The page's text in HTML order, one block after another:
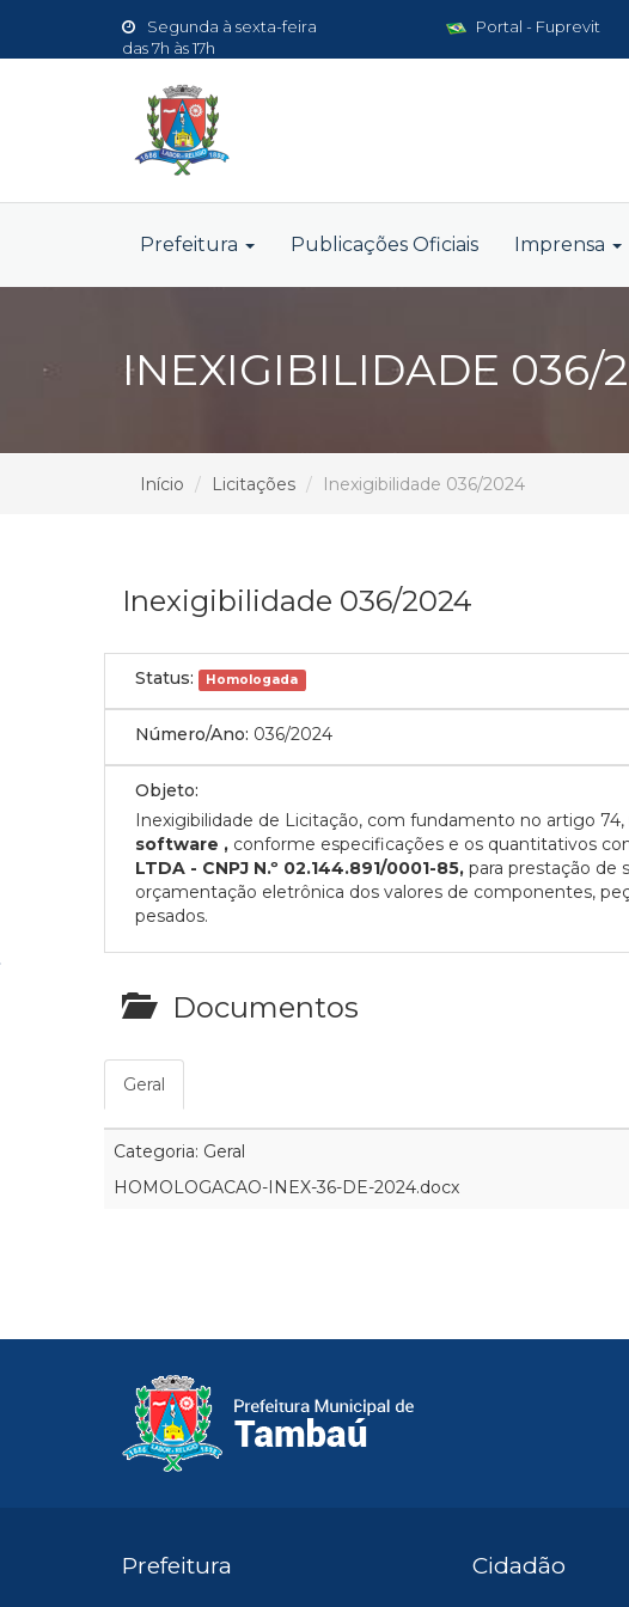
Segunda à sexta-feira
das 7h às 17h
Portal - Fuprevit
Prefeitura Publicações Oficiais Imprensa
INEXIGIBILIDADE 036/
Início Licitações Inexigibilidade 036/2024
Inexigibilidade 036/2024
Status: Homologada
Número/Ano: 036/2024
Objeto:
Inexigibilidade de Licitação, com fundamento no artigo 74,
software , conforme especificações e os quantitativos
LTDA - CNPJ N.º 02.144.891/0001-85, para prestação de
orçamentação eletrônica dos valores de componentes,
pesados.
Documentos
Geral
Categoria: Geral
HOMOLOGACAO-INEX-36-DE-2024.docx
Prefeitura Cidadão